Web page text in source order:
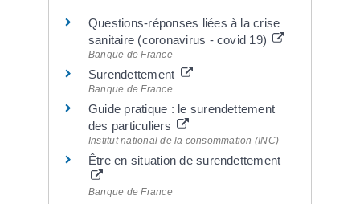
Questions-réponses liées à la crise
sanitaire (coronavirus - covid 19)
Banque de France
Surendettement
Banque de France
Guide pratique : le surendettement
des particuliers
Institut national de la consommation (INC)
Être en situation de surendettement
Banque de France